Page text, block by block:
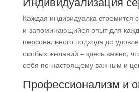
Каждая индивидуалка стремится
и запоминающийся опыт для
персонального подхода до
особых желаний – здесь важно,
себя по-настоящему важным и
Профессионализм и